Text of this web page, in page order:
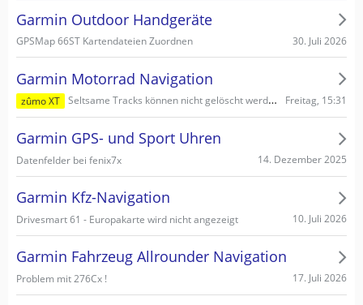
Garmin Outdoor Handgeräte
GPSMap 66ST Kartendateien Zuordnen 30. Juli 2026
Garmin Motorrad Navigation
zûmo XT Seltsame Tracks können nicht gelöscht werden Freitag, 15:31
Garmin GPS- und Sport Uhren
Datenfelder bei fenix7x 14. Dezember 2025
Garmin Kfz-Navigation
Drivesmart 61 - Europakarte wird nicht angezeigt 10. Juli 2026
Garmin Fahrzeug Allrounder Navigation
Problem mit 276Cx ! 17. Juli 2026